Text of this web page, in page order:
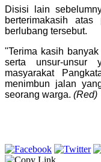
Disisi lain
berterimakasih
berlubang tersebut.
"Terima kasih
serta unsur-unsur
masyarakat
menimbun jalan
seorang warga. (Red)